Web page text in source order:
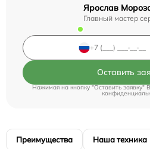
Ярослав
Главный мастер
Оставить
Нажимая на кнопку "Оставить заявку"
Преимущества Наша техника